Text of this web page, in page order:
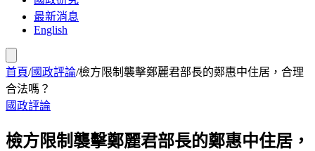
最新消息
English
首頁/國政評論/檢方限制襲擊鄭麗君部長的鄭惠中住居，合理
合法嗎？
國政評論
檢方限制襲擊鄭麗君部長的鄭惠中住居，